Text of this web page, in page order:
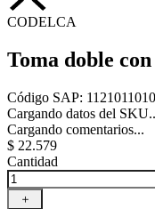
CODELCA
Toma doble
Código SAP:
Cargando datos del
Cargando comentarios...
$ 22.579
Cantidad
＋